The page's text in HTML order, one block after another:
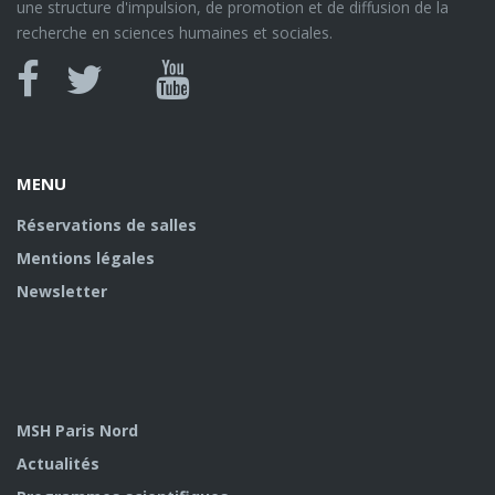
une structure d'impulsion, de promotion et de diffusion de la
recherche en sciences humaines et sociales.
Canal
MENU
Réservations de salles
Mentions légales
Newsletter
MSH Paris Nord
Actualités